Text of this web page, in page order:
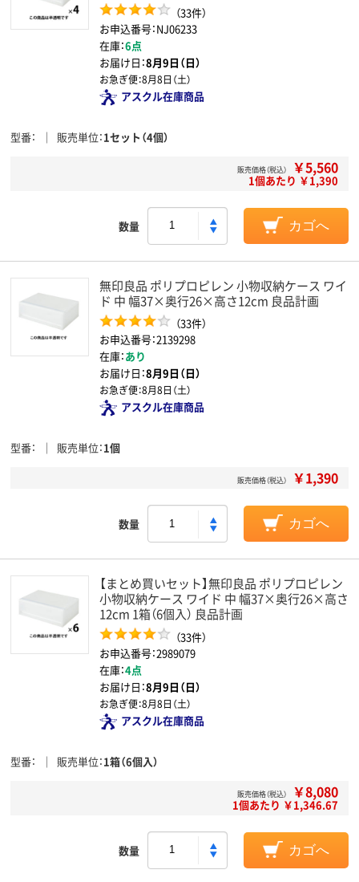
（33件）
お申込番号：NJ06233
在庫：6点
お届け日：8月9日（日）
お急ぎ便：8月8日（土）
アスクル在庫商品
型番 販売単位 1セット（4個）
販売価格（税込） ￥5,560
1個あたり ￥1,390
数量 カゴへ
無印良品 ポリプロピレン 小物収納ケース ワイ
ド 中 幅37×奥行26×高さ12cm 良品計画
（33件）
お申込番号：2139298
在庫：あり
お届け日：8月9日（日）
お急ぎ便：8月8日（土）
アスクル在庫商品
型番 販売単位 1個
販売価格（税込） ￥1,390
数量 カゴへ
【まとめ買いセット】無印良品 ポリプロピレン
小物収納ケース ワイド 中 幅37×奥行26×高さ
12cm 1箱（6個入） 良品計画
（33件）
お申込番号：2989079
在庫：4点
お届け日：8月9日（日）
お急ぎ便：8月8日（土）
アスクル在庫商品
型番 販売単位 1箱（6個入）
販売価格（税込） ￥8,080
1個あたり ￥1,346.67
数量 カゴへ